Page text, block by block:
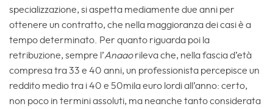
specializzazione, si aspetta mediamente due anni per
ottenere un contratto, che nella maggioranza dei casi è a
tempo determinato. Per quanto riguarda poi la
retribuzione, sempre l’Anaaorileva che, nella fascia d’età
compresa tra 33 e 40 anni, un professionista percepisce un
reddito medio tra i 40 e 50mila euro lordi all’anno: certo,
non poco in termini assoluti, ma neanche tanto considerata